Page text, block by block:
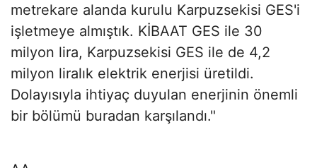
metrekare alanda kurulu Karpuzsekisi GES'i
işletmeye almıştık. KİBAAT GES ile 30
milyon lira, Karpuzsekisi GES ile de 4,2
milyon liralık elektrik enerjisi üretildi.
Dolayısıyla ihtiyaç duyulan enerjinin önemli
bir bölümü buradan karşılandı."